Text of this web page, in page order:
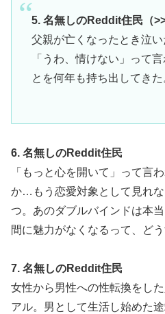
5. 名無しのReddit住民（
父親が亡くなったとき泣
「うわ、情けない」って
とを何年も持ち出してきた
6. 名無しのReddit住民
「もっと心を開いて」って言
か…もう恋愛対象として見れ
つ。あのダブルバインドは本
間に魅力がなくなるって、どう
7. 名無しのReddit住民
女性から男性への性転換をし
アル。男として生活し始めた